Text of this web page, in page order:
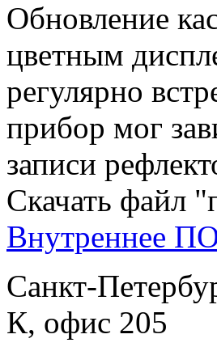
Обновление
цветным
регулярно
прибор мог
записи
Скачать файл
Внутреннее
Санкт-
К, офис 205